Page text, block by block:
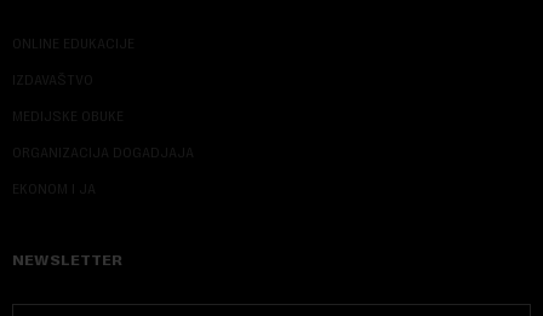
ONLINE EDUKACIJE
IZDAVAŠTVO
MEDIJSKE OBUKE
ORGANIZACIJA DOGADJAJA
EKONOM I JA
NEWSLETTER